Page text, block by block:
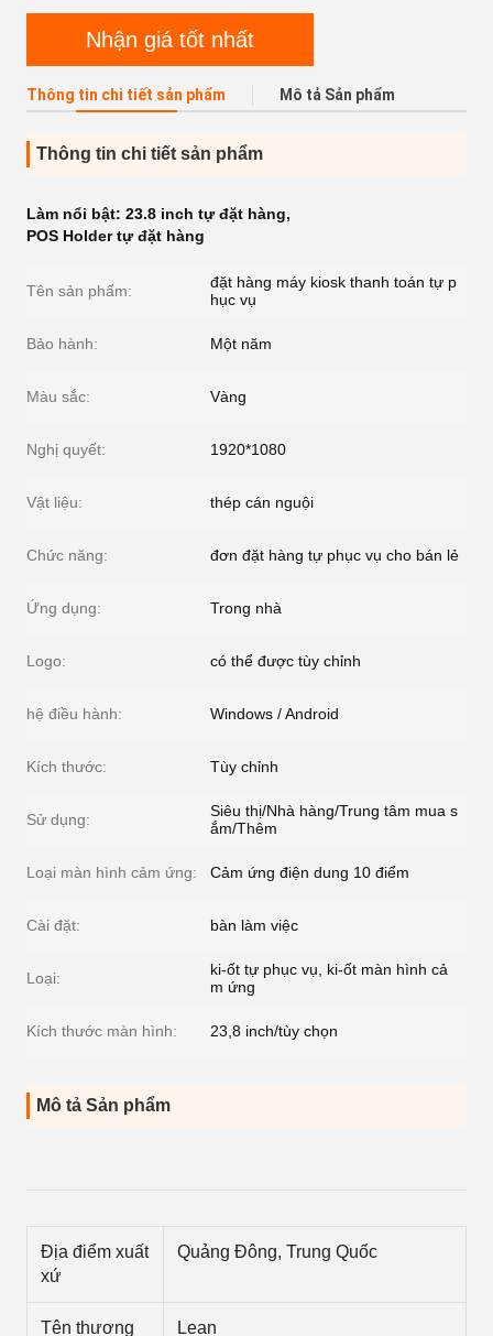
Nhận giá tốt nhất
Thông tin chi tiết sản phẩm Mô tả Sản phẩm
Thông tin chi tiết sản phẩm
Làm nổi bật: 23.8 inch tự đặt hàng,
POS Holder tự đặt hàng
Tên sản phẩm:
đặt hàng máy kiosk thanh toán tự p
hục vụ
Bảo hành: Một năm
Màu sắc: Vàng
Nghị quyết: 1920*1080
Vật liệu: thép cán nguội
Chức năng: đơn đặt hàng tự phục vụ cho bán lẻ
Ứng dụng: Trong nhà
Logo: có thể được tùy chỉnh
hệ điều hành: Windows / Android
Kích thước: Tùy chỉnh
Sử dụng:
Siêu thị/Nhà hàng/Trung tâm mua s
ắm/Thêm
Loại màn hình cảm ứng: Cảm ứng điện dung 10 điểm
Cài đặt: bàn làm việc
Loại:
ki-ốt tự phục vụ, ki-ốt màn hình cả
m ứng
Kích thước màn hình: 23,8 inch/tùy chọn
Mô tả Sản phẩm
Địa điểm xuất
xứ
Quảng Đông, Trung Quốc
Tên thương Lean